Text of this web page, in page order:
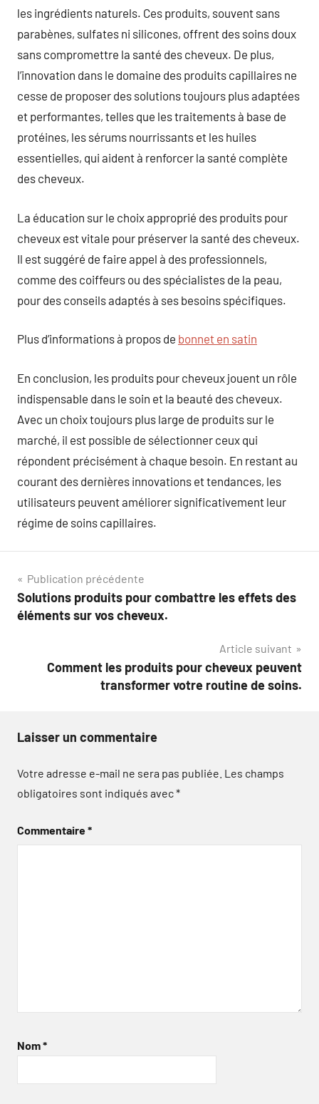
les ingrédients naturels. Ces produits, souvent sans
parabènes, sulfates ni silicones, offrent des soins doux
sans compromettre la santé des cheveux. De plus,
l’innovation dans le domaine des produits capillaires ne
cesse de proposer des solutions toujours plus adaptées
et performantes, telles que les traitements à base de
protéines, les sérums nourrissants et les huiles
essentielles, qui aident à renforcer la santé complète
des cheveux.
La éducation sur le choix approprié des produits pour
cheveux est vitale pour préserver la santé des cheveux.
Il est suggéré de faire appel à des professionnels,
comme des coiffeurs ou des spécialistes de la peau,
pour des conseils adaptés à ses besoins spécifiques.
Plus d’informations à propos de bonnet en satin
En conclusion, les produits pour cheveux jouent un rôle
indispensable dans le soin et la beauté des cheveux.
Avec un choix toujours plus large de produits sur le
marché, il est possible de sélectionner ceux qui
répondent précisément à chaque besoin. En restant au
courant des dernières innovations et tendances, les
utilisateurs peuvent améliorer significativement leur
régime de soins capillaires.
Navigation
de
Publication précédente
Solutions produits pour combattre les effets des
éléments sur vos cheveux.
Article suivant
Comment les produits pour cheveux peuvent
transformer votre routine de soins.
Laisser un commentaire
Votre adresse e-mail ne sera pas publiée. Les champs
obligatoires sont indiqués avec*
Commentaire*
Nom*